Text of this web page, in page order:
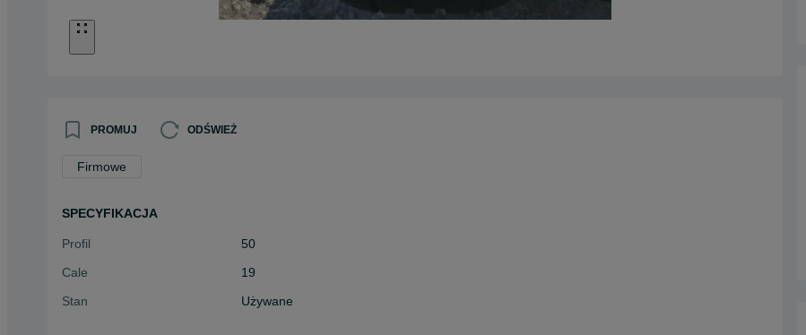
PROMUJ ODŚWIEŻ
Firmowe
SPECYFIKACJA
Profil
50
Cale
19
Stan
Używane